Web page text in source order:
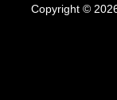
Copyright ©